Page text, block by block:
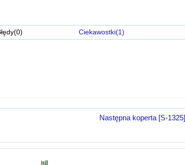
Ciekawostki(1)
Następna koperta [S-1325]